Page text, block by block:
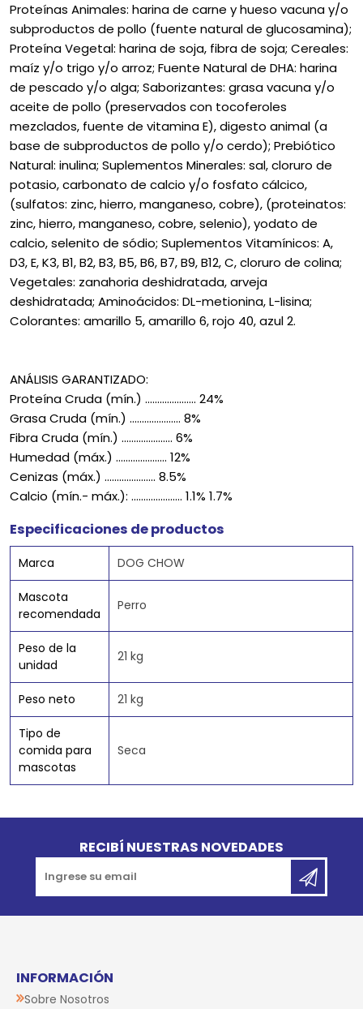
Proteínas Animales: harina de carne y hueso vacuna y/o
subproductos de pollo (fuente natural de glucosamina);
Proteína Vegetal: harina de soja, fibra de soja; Cereales:
maíz y/o trigo y/o arroz; Fuente Natural de DHA: harina
de pescado y/o alga; Saborizantes: grasa vacuna y/o
aceite de pollo (preservados con tocoferoles
mezclados, fuente de vitamina E), digesto animal (a
base de subproductos de pollo y/o cerdo); Prebiótico
Natural: inulina; Suplementos Minerales: sal, cloruro de
potasio, carbonato de calcio y/o fosfato cálcico,
(sulfatos: zinc, hierro, manganeso, cobre), (proteinatos:
zinc, hierro, manganeso, cobre, selenio), yodato de
calcio, selenito de sódio; Suplementos Vitamínicos: A,
D3, E, K3, B1, B2, B3, B5, B6, B7, B9, B12, C, cloruro de colina;
Vegetales: zanahoria deshidratada, arveja
deshidratada; Aminoácidos: DL-metionina, L-lisina;
Colorantes: amarillo 5, amarillo 6, rojo 40, azul 2.
ANÁLISIS GARANTIZADO:
Proteína Cruda (mín.) ..................... 24%
Grasa Cruda (mín.) ..................... 8%
Fibra Cruda (mín.) ..................... 6%
Humedad (máx.) ..................... 12%
Cenizas (máx.) ..................... 8.5%
Calcio (mín.- máx.): ..................... 1.1% 1.7%
Especificaciones de productos
Marca DOG CHOW
Mascota
recomendada
Perro
Peso de la
unidad
21 kg
Peso neto 21 kg
Tipo de
comida para
mascotas
Seca
RECIBÍ NUESTRAS NOVEDADES
INFORMACIÓN
Sobre Nosotros